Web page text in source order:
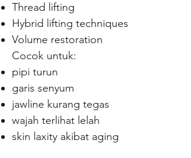
Thread lifting
Hybrid lifting techniques
Volume restoration
Cocok untuk:
pipi turun
garis senyum
jawline kurang tegas
wajah terlihat lelah
skin laxity akibat aging